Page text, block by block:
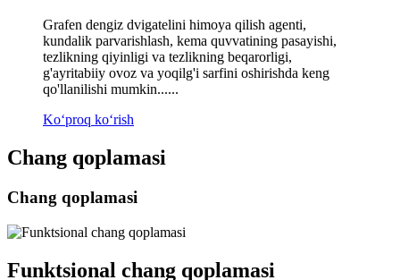
Grafen dengiz dvigatelini himoya qilish agenti,
kundalik parvarishlash, kema quvvatining pasayishi,
tezlikning qiyinligi va tezlikning beqarorligi,
g'ayritabiiy ovoz va yoqilg'i sarfini oshirishda keng
qo'llanilishi mumkin......
Koʻproq koʻrish
Chang qoplamasi
Chang qoplamasi
Funktsional chang qoplamasi